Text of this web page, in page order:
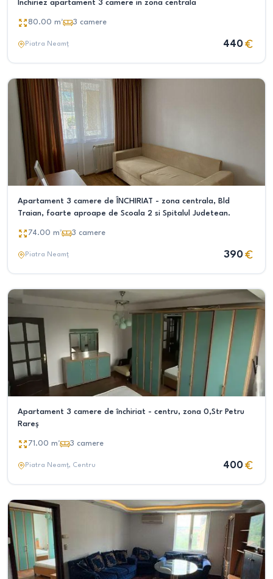
Inchiriez apartament 3 camere in zona centrala
80.00 m² 3 camere
Piatra Neamț 440
Apartament 3 camere de ÎNCHIRIAT - zona centrala, Bld
Traian, foarte aproape de Scoala 2 si Spitalul Judetean.
74.00 m² 3 camere
Piatra Neamț 390
Apartament 3 camere de închiriat - centru, zona 0,Str Petru
Rareș
71.00 m² 3 camere
Piatra Neamț, Centru 400